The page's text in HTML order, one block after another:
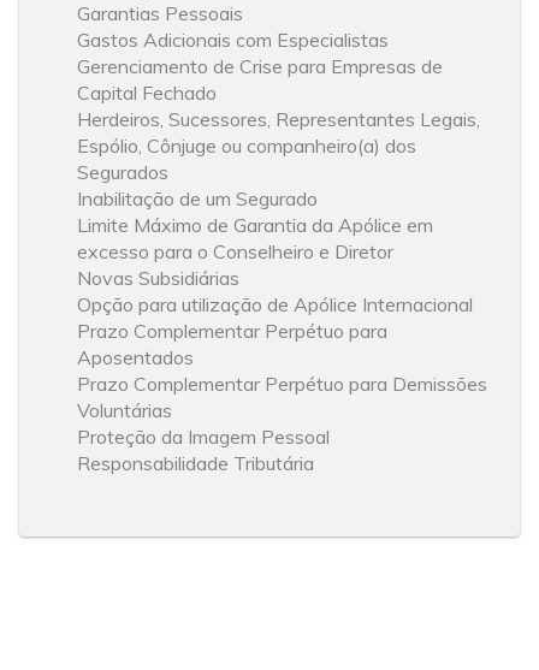
Garantias Pessoais
Gastos Adicionais com Especialistas
Gerenciamento de Crise para Empresas de
Capital Fechado
Herdeiros, Sucessores, Representantes Legais,
Espólio, Cônjuge ou companheiro(a) dos
Segurados
Inabilitação de um Segurado
Limite Máximo de Garantia da Apólice em
excesso para o Conselheiro e Diretor
Novas Subsidiárias
Opção para utilização de Apólice Internacional
Prazo Complementar Perpétuo para
Aposentados
Prazo Complementar Perpétuo para Demissões
Voluntárias
Proteção da Imagem Pessoal
Responsabilidade Tributária